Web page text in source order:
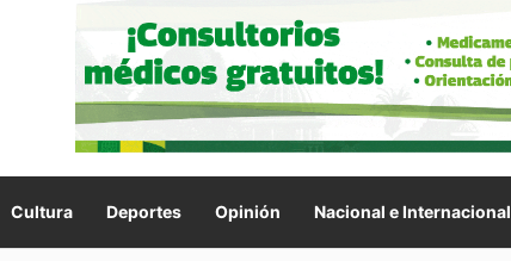
Cultura Deportes Opinión Nacional e Internacional